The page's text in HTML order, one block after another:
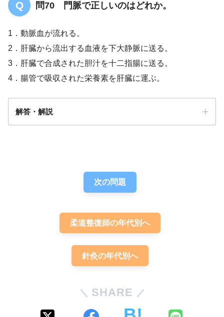
問70 門脈で正しいのはどれか。
1．動脈血が流れる。
2．肝臓から流出する血液を下大静脈に送る。
3．肝臓で合成された胆汁を十二指腸に送る。
4．腸管で吸収された栄養素を肝臓に運ぶ。
解答・解説
次の問題
柔道整復師の年代別へ
針灸の年代別へ
SHARE